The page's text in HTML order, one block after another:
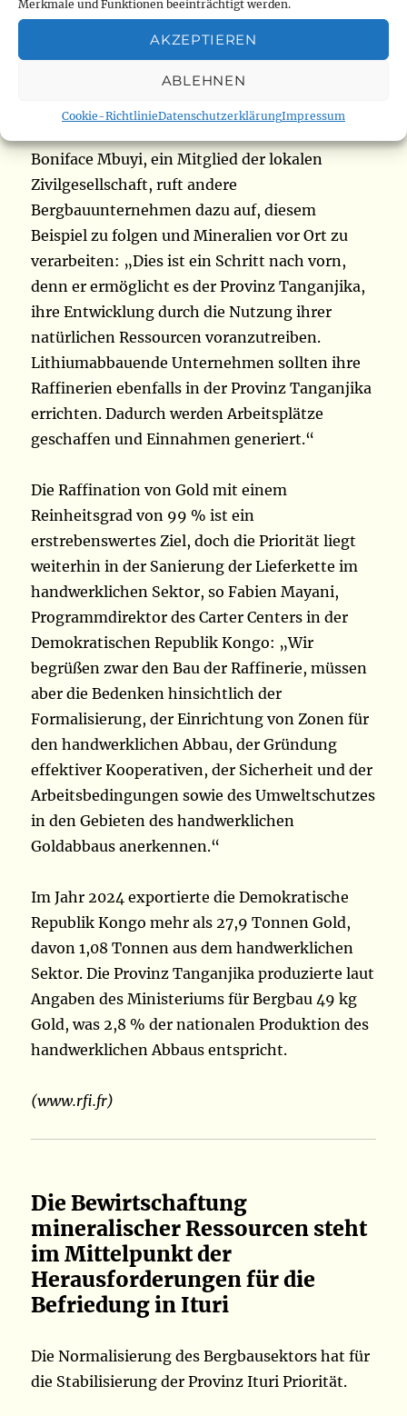
Merkmale und Funktionen beeinträchtigt werden.
AKZEPTIEREN
ABLEHNEN
Cookie-RichtlinieDatenschutzerklärungImpressum
Bezahlung muss bar erfolgen“, erwartet Jules
Optimierung der Lieferketten
Boniface Mbuyi, ein Mitglied der lokalen
Zivilgesellschaft, ruft andere
Bergbauunternehmen dazu auf, diesem
Beispiel zu folgen und Mineralien vor Ort zu
verarbeiten: „Dies ist ein Schritt nach vorn,
denn er ermöglicht es der Provinz Tanganjika,
ihre Entwicklung durch die Nutzung ihrer
natürlichen Ressourcen voranzutreiben.
Lithiumabbauende Unternehmen sollten ihre
Raffinerien ebenfalls in der Provinz Tanganjika
errichten. Dadurch werden Arbeitsplätze
geschaffen und Einnahmen generiert.“
Die Raffination von Gold mit einem
Reinheitsgrad von 99 % ist ein
erstrebenswertes Ziel, doch die Priorität liegt
weiterhin in der Sanierung der Lieferkette im
handwerklichen Sektor, so Fabien Mayani,
Programmdirektor des Carter Centers in der
Demokratischen Republik Kongo: „Wir
begrüßen zwar den Bau der Raffinerie, müssen
aber die Bedenken hinsichtlich der
Formalisierung, der Einrichtung von Zonen für
den handwerklichen Abbau, der Gründung
effektiver Kooperativen, der Sicherheit und der
Arbeitsbedingungen sowie des Umweltschutzes
in den Gebieten des handwerklichen
Goldabbaus anerkennen.“
Im Jahr 2024 exportierte die Demokratische
Republik Kongo mehr als 27,9 Tonnen Gold,
davon 1,08 Tonnen aus dem handwerklichen
Sektor. Die Provinz Tanganjika produzierte laut
Angaben des Ministeriums für Bergbau 49 kg
Gold, was 2,8 % der nationalen Produktion des
handwerklichen Abbaus entspricht.
(www.rfi.fr)
Die Bewirtschaftung
mineralischer Ressourcen steht
im Mittelpunkt der
Herausforderungen für die
Befriedung in Ituri
Die Normalisierung des Bergbausektors hat für
die Stabilisierung der Provinz Ituri Priorität.